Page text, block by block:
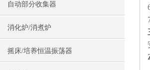
自动部分收集器
消化炉/消煮炉
摇床/培养恒温振荡器